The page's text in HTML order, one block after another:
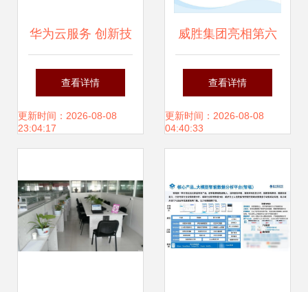
华为云服务 创新技
术驱动未来智能发
展
查看详情
更新时间：2026-08-08
23:04:17
威胜集团亮相第六
届民企创新成果展
科技驱动未来网络
查看详情
更新时间：2026-08-08
04:40:33